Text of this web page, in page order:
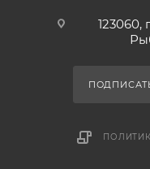
123060,